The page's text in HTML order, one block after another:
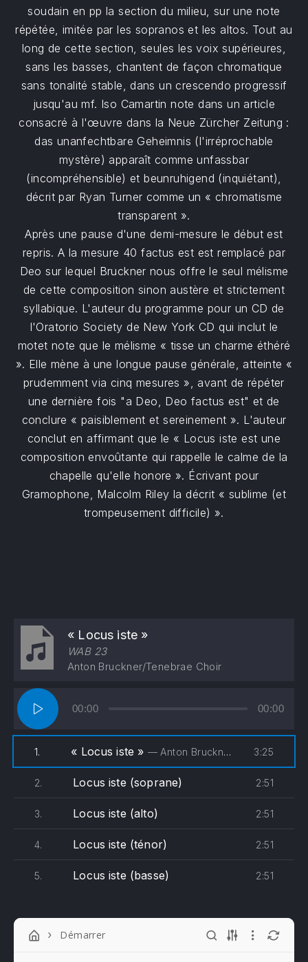
soudain en pp la section du milieu, sur une note
répétée, imitée par les sopranos et les altos. Tout au
long de cette section, seules les voix supérieures,
sans les basses, chantent de façon chromatique
sans tonalité stable, dans un crescendo progressif
jusqu'au mf. Iso Camartin note dans un article
consacré à l'œuvre dans la Neue Zürcher Zeitung :
das unanfechtbare Geheimnis (l'irréprochable
mystère) apparaît comme unfassbar
(incompréhensible) et beunruhigend (inquiétant),
décrit par Ryan Turner comme un « chromatisme
transparent ».
Après une pause d'une demi-mesure le début est
repris. A la mesure 40 factus est est remplacé par
Deo sur lequel Bruckner nous offre le seul mélisme
de cette composition sinon austère et strictement
syllabique. L'auteur du programme pour un CD de
l'Oratorio Society de New York CD qui inclut le
motet note que le mélisme « tisse un charme éthéré
». Elle mène à une longue pause générale, atteinte «
prudemment via cinq mesures », avant de répéter
une dernière fois "a Deo, Deo factus est" et de
conclure « paisiblement et sereinement ». L'auteur
conclut en affirmant que le « Locus iste est une
composition envoûtante qui rappelle le calme de la
chapelle qu'elle honore ». Écrivant pour
Gramophone, Malcolm Riley la décrit « sublime (et
trompeusement difficile) ».
« Locus iste »
WAB 23
Anton Bruckner/Tenebrae Choir
Lecteur
audio
00:00 00:00
1. « Locus iste » — Anton Bruckner/Tenebrae Choir 3:25
2. Locus iste (soprane) 2:51
3. Locus iste (alto) 2:51
4. Locus iste (ténor) 2:51
5. Locus iste (basse) 2:51
Démarrer